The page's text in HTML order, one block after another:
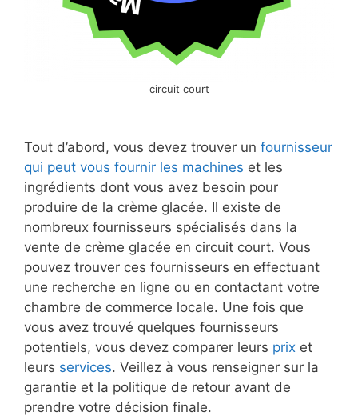
circuit court
Tout d’abord, vous devez trouver un fournisseur
qui peut vous fournir les machines et les
ingrédients dont vous avez besoin pour
produire de la crème glacée. Il existe de
nombreux fournisseurs spécialisés dans la
vente de crème glacée en circuit court. Vous
pouvez trouver ces fournisseurs en effectuant
une recherche en ligne ou en contactant votre
chambre de commerce locale. Une fois que
vous avez trouvé quelques fournisseurs
potentiels, vous devez comparer leurs prix et
leurs services. Veillez à vous renseigner sur la
garantie et la politique de retour avant de
prendre votre décision finale.